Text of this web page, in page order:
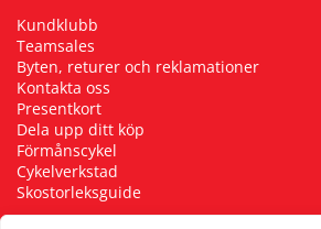
Kundklubb
Teamsales
Byten, returer och reklamationer
Kontakta oss
Presentkort
Dela upp ditt köp
Förmånscykel
Cykelverkstad
Skostorleksguide